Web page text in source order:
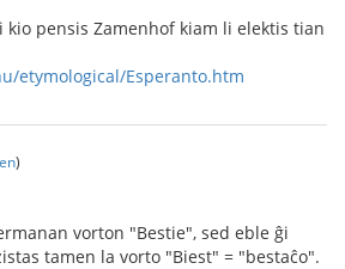
pensis Zamenhof kiam li elektis tian
etymological/Esperanto.htm
)
vorton "Bestie", sed eble ĝi
tamen la vorto "Biest" = "bestaĉo".